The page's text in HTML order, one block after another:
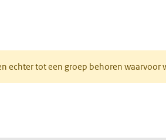
echter tot een groep behoren waarvoor